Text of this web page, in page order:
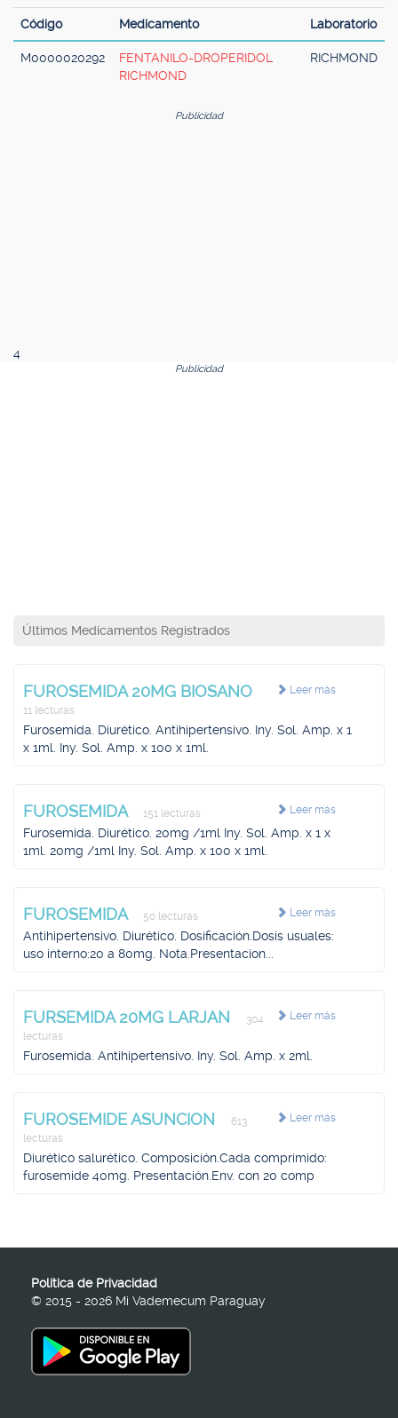
Código Medicamento Laboratorio
M0000020292
FENTANILO-DROPERIDOL
RICHMOND
RICHMOND
Publicidad
4
Publicidad
Últimos Medicamentos Registrados
Leer más
FUROSEMIDA 20MG BIOSANO
11 lecturas
Furosemida. Diurético. Antihipertensivo. Iny. Sol. Amp. x 1
x 1ml. Iny. Sol. Amp. x 100 x 1ml.
Leer más
FUROSEMIDA 151 lecturas
Furosemida. Diurético. 20mg /1ml Iny. Sol. Amp. x 1 x
1ml. 20mg /1ml Iny. Sol. Amp. x 100 x 1ml.
Leer más
FUROSEMIDA 50 lecturas
Antihipertensivo. Diurético. Dosificación.Dosis usuales:
uso interno:20 a 80mg. Nota.Presentacion...
Leer más
FURSEMIDA 20MG LARJAN
304
lecturas
Furosemida. Antihipertensivo. Iny. Sol. Amp. x 2ml.
Leer más
FUROSEMIDE ASUNCION
613
lecturas
Diurético salurético. Composición.Cada comprimido:
furosemide 40mg. Presentación.Env. con 20 comp
Política de Privacidad
© 2015 - 2026 Mi Vademecum Paraguay